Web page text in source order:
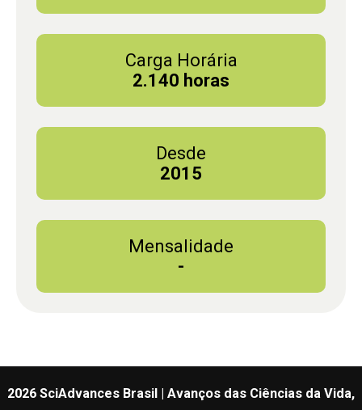
Carga Horária
2.140 horas
Desde
2015
Mensalidade
-
2026 SciAdvances Brasil | Avanços das Ciências da Vida,